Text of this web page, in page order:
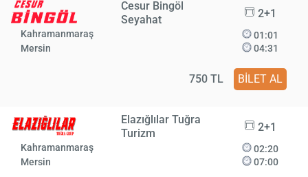
Cesur Bingöl
Seyahat
2+1
Kahramanmaraş
Mersin
01:01
04:31
750 TL BİLET AL
Elazığlılar Tuğra
Turizm
2+1
Kahramanmaraş
Mersin
02:20
07:00